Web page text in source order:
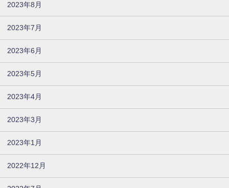
2023年8月
2023年7月
2023年6月
2023年5月
2023年4月
2023年3月
2023年1月
2022年12月